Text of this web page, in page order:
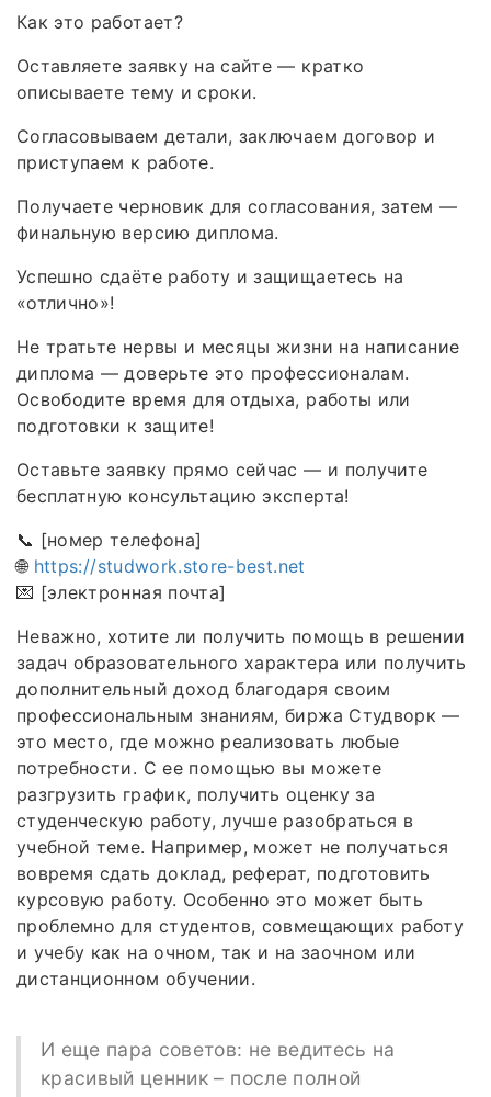
Как это работает?
Оставляете заявку на сайте — кратко
описываете тему и сроки.
Согласовываем детали, заключаем договор и
приступаем к работе.
Получаете черновик для согласования, затем —
финальную версию диплома.
Успешно сдаёте работу и защищаетесь на
«отлично»!
Не тратьте нервы и месяцы жизни на написание
диплома — доверьте это профессионалам.
Освободите время для отдыха, работы или
подготовки к защите!
Оставьте заявку прямо сейчас — и получите
бесплатную консультацию эксперта!
📞 [номер телефона]
🌐 https://studwork.store-best.net
💌 [электронная почта]
Неважно, хотите ли получить помощь в решении
задач образовательного характера или получить
дополнительный доход благодаря своим
профессиональным знаниям, биржа Студворк —
это место, где можно реализовать любые
потребности. С ее помощью вы можете
разгрузить график, получить оценку за
студенческую работу, лучше разобраться в
учебной теме. Например, может не получаться
вовремя сдать доклад, реферат, подготовить
курсовую работу. Особенно это может быть
проблемно для студентов, совмещающих работу
и учебу как на очном, так и на заочном или
дистанционном обучении.
И еще пара советов: не ведитесь на
красивый ценник – после полной